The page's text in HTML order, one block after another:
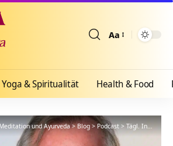
Aa
Yoga & Spiritualität Health & Food
und Ayurveda>Blog>Podcast>Tägl. Inspiration